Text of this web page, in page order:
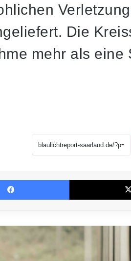
Die
mehr als eine
Facebook